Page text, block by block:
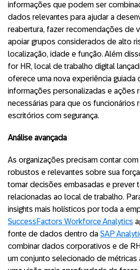
informações que podem ser
dados relevantes para ajudar a
reabertura, fazer recomendações de
apoiar grupos considerados de alto
localização, idade e função. Além
for HR, local de trabalho digital
oferece uma nova experiência guiada
informações personalizadas e ações
necessárias para que os funcionários
escritórios com segurança.
Análise avançada
As organizações precisam contar
robustos e relevantes sobre sua
tomar decisões embasadas e prever
relacionadas ao local de trabalho.
insights mais holísticos por toda a
SuccessFactors Workforce Analytics
fonte de dados dentro da SAP
combinar dados corporativos e de
um conjunto selecionado de métricas